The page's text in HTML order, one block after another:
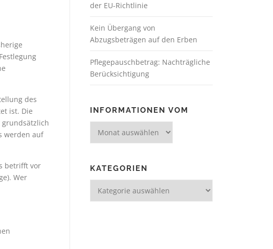
des
ist. Die
grundsätzlich
werden auf
betrifft vor
Wer
der EU-Richtlinie
Kein Übergang von
Abzugsbeträgen auf den Erben
Pflegepauschbetrag: Nachträgliche
Berücksichtigung
INFORMATIONEN VOM
KATEGORIEN